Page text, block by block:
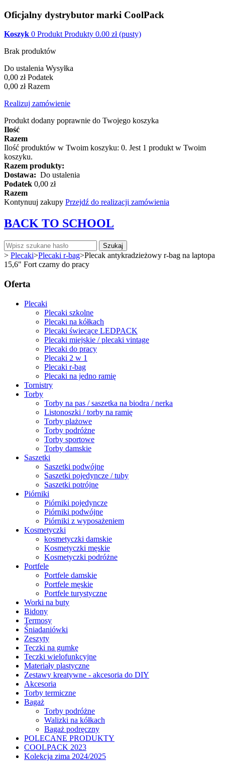
Oficjalny dystrybutor marki CoolPack
Koszyk 0 Produkt Produkty 0.00 zł (pusty)
Brak produktów
Do ustalenia Wysyłka
0,00 zł Podatek
0,00 zł Razem
Realizuj zamówienie
Produkt dodany poprawnie do Twojego koszyka
Ilość
Razem
Ilość produktów w Twoim koszyku: 0. Jest 1 produkt w Twoim
koszyku.
Razem produkty:
Dostawa: Do ustalenia
Podatek 0,00 zł
Razem
Kontynuuj zakupy Przejdź do realizacji zamówienia
BACK TO SCHOOL
Szukaj
> Plecaki>Plecaki r-bag>Plecak antykradzieżowy r-bag na laptopa
15,6" Fort czarny do pracy
Oferta
Plecaki
Plecaki szkolne
Plecaki na kółkach
Plecaki świecące LEDPACK
Plecaki miejskie / plecaki vintage
Plecaki do pracy
Plecaki 2 w 1
Plecaki r-bag
Plecaki na jedno ramię
Tornistry
Torby
Torby na pas / saszetka na biodra / nerka
Listonoszki / torby na ramię
Torby plażowe
Torby podróżne
Torby sportowe
Torby damskie
Saszetki
Saszetki podwójne
Saszetki pojedyncze / tuby
Saszetki potrójne
Piórniki
Piórniki pojedyncze
Piórniki podwójne
Piórniki z wyposażeniem
Kosmetyczki
kosmetyczki damskie
Kosmetyczki męskie
Kosmetyczki podróżne
Portfele
Portfele damskie
Portfele męskie
Portfele turystyczne
Worki na buty
Bidony
Termosy
Śniadaniówki
Zeszyty
Teczki na gumkę
Teczki wielofunkcyjne
Materiały plastyczne
Zestawy kreatywne - akcesoria do DIY
Akcesoria
Torby termiczne
Bagaż
Torby podróżne
Walizki na kółkach
Bagaż podręczny
POLECANE PRODUKTY
COOLPACK 2023
Kolekcja zima 2024/2025